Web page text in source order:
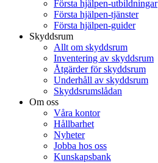
Första hjälpen-utbildningar
Första hjälpen-tjänster
Första hjälpen-guider
Skyddsrum
Allt om skyddsrum
Inventering av skyddsrum
Åtgärder för skyddsrum
Underhåll av skyddsrum
Skyddsrumslådan
Om oss
Våra kontor
Hållbarhet
Nyheter
Jobba hos oss
Kunskapsbank